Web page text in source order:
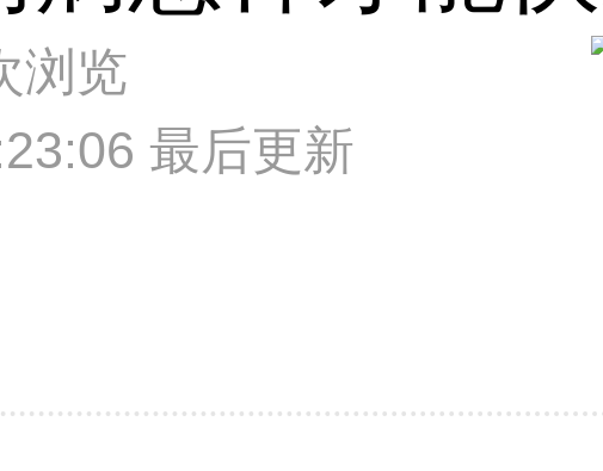
浏览
最后更新